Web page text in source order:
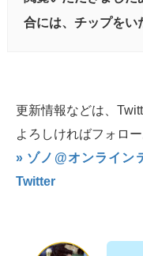
合には、チップをい
更新情報などは、
よろしければフォロ
» ゾノ@オンライン
Twitter